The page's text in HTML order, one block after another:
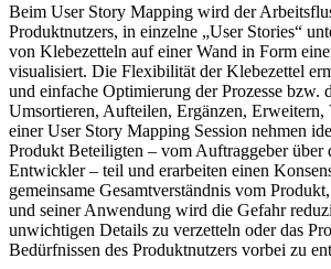
Beim User Story Mapping wird der
Produktnutzers, in einzelne „User Stories“
von Klebezetteln auf einer Wand in Form
visualisiert. Die Flexibilität der Klebezettel
und einfache Optimierung der Prozesse bzw.
Umsortieren, Aufteilen, Ergänzen, Erweitern,
einer User Story Mapping Session nehmen
Produkt Beteiligten – vom Auftraggeber über
Entwickler – teil und erarbeiten einen
gemeinsame Gesamtverständnis vom
und seiner Anwendung wird die Gefahr
unwichtigen Details zu verzetteln oder das
Bedürfnissen des Produktnutzers vorbei zu